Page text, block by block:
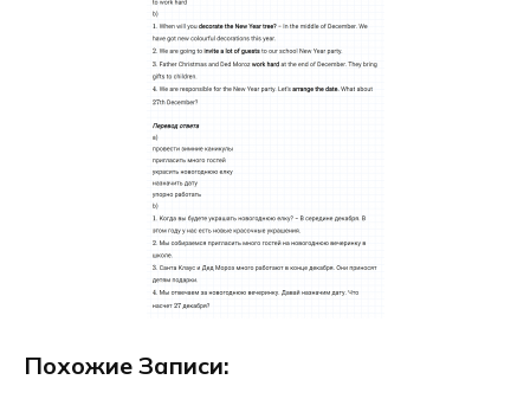
Похожие Записи: